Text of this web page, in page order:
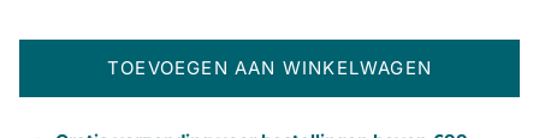
TOEVOEGEN AAN WINKELWAGEN